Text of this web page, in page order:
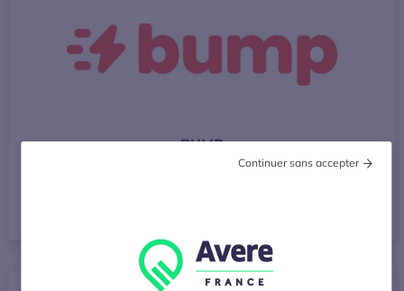
Continuer sans accepter
BUMP